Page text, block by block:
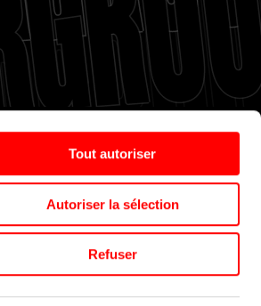
Tout autoriser
Autoriser la sélection
Refuser
Nos agences Espace presse
Supergroup © 2024. All Rights Reserved